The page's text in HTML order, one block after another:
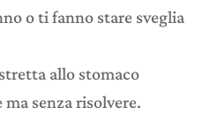
o ti fanno stare sveglia
allo stomaco
senza risolvere.